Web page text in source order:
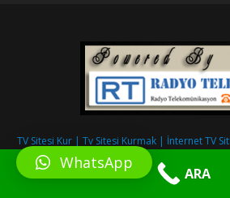
TV Sitesi Kur | Tv Sitesi Kurmak | İnternet TV
RadyoSitesiKur.com
ARA
WhatsApp